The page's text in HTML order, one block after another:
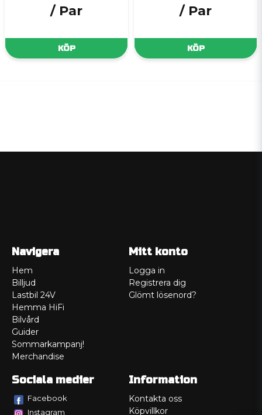
/ Par
KÖP
/ Par
KÖP
Navigera
Hem
Billjud
Lastbil 24V
Hemma HiFi
Bilvård
Guider
Sommarkampanj!
Merchandise
Mitt konto
Logga in
Registrera dig
Glömt lösenord?
Sociala medier
Facebook
Instagram
Information
Kontakta oss
Köpvillkor